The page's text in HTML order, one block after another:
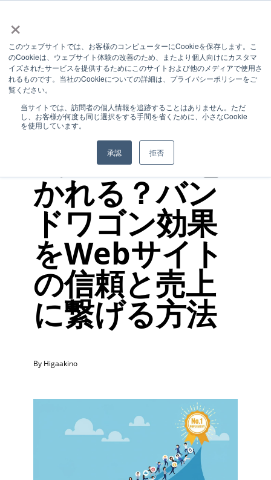
×
このウェブサイトでは、お客様のコンピューターにCookieを保存します。こ
のCookieは、ウェブサイト体験の改善のため、またより個人向けにカスタマ
イズされたサービスを提供するためにこのサイトおよび他のメディアで使用さ
れるものです。当社のCookieについての詳細は、プライバシーポリシーをご
覧ください。
当サイトでは、訪問者の個人情報を追跡することはありません。ただ
し、お客様が何度も同じ選択をする手間を省くために、小さなCookie
を使用しています。
承認 拒否
1 MIN READ
【Web心理学
⑤】なぜ「人
気No.1」に惹
かれる？バン
ドワゴン効果
をWebサイト
の信頼と売上
に繋げる方法
By Higaakino